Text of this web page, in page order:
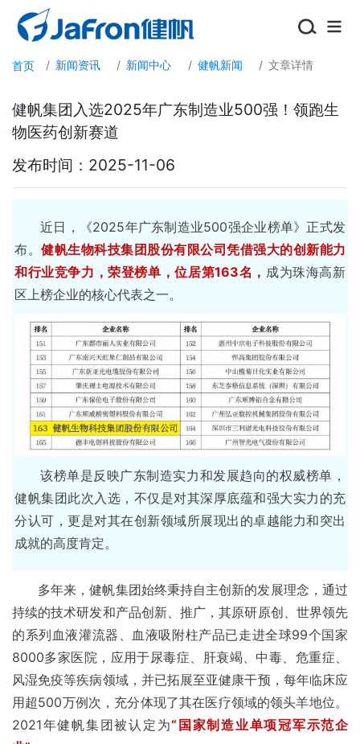
关于健帆
新闻资讯
919尿毒症关爱日
投资者关系
选择地区/语言
首页 新闻资讯 新闻中心 健帆新闻 文章详情
健帆集团入选2025年广东制造业500强！领跑生
物医药创新赛道
发布时间：2025-11-06
近日，《2025年广东制造业500强企业榜单》正式发
布。 健帆生物科技集团股份有限公司凭借强大的创新能力
和行业竞争力，荣登榜单，位居第163名 ， 成为珠海高新
区上榜企业的核心代表之一。
该榜单是反映广东制造实力和发展趋向的权威榜单，
健帆集团此次入选，不仅是对其深厚底蕴和强大实力的充
分认可，更是对其在创新领域所展现出的卓越能力和突出
成就的高度肯定。
多年来，健帆集团始终秉持自主创新的发展理念，通过
持续的技术研发和产品创新、推广，其原研原创、世界领先
的系列血液灌流器、血液吸附柱产品已走进全球99个国家
8000多家医院，应用于尿毒症、肝衰竭、中毒、危重症、
风湿免疫等疾病领域，并已拓展至亚健康干预，每年临床应
用超500万例次，充分体现了其在医疗领域的领头羊地位。
2021年健帆集团被认定为“国家制造业单项冠军示范企